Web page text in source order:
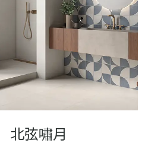
北弦嘯月